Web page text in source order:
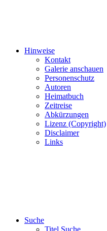
Hinweise
Kontakt
Galerie anschauen
Personenschutz
Autoren
Heimatbuch
Zeitreise
Abkürzungen
Lizenz (Copyright)
Disclaimer
Links
Suche
Titel Suche